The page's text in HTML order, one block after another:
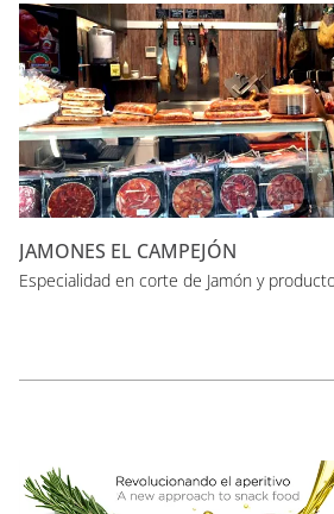
JAMONES EL CAMPEJÓN
Especialidad en corte de Jamón y